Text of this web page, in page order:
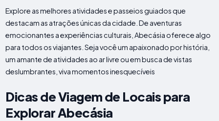
Explore as melhores atividades e passeios guiados que
destacam as atrações únicas da cidade. De aventuras
emocionantes a experiências culturais, Abecásia oferece algo
para todos os viajantes. Seja você um apaixonado por história,
um amante de atividades ao ar livre ou em busca de vistas
deslumbrantes, viva momentos inesquecíveis
Dicas de Viagem de Locais para
Explorar Abecásia